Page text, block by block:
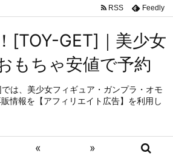
[TOY-GET]｜美少女
もちゃ安値で予約
は、美少女フィギュア・ガンプラ・オモ
情報を【アフィリエイト広告】を利用し
« »
RSS Feedly